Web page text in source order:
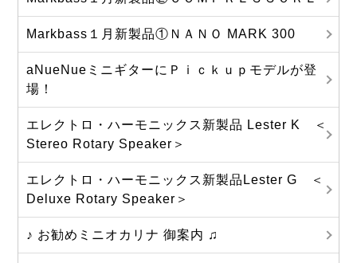
Markbass１月新製品①ＮＡＮＯ MARK 300
aNueNueミニギターにＰｉｃｋｕｐモデルが登
場！
エレクトロ・ハーモニックス新製品 Lester K ＜
Stereo Rotary Speaker＞
エレクトロ・ハーモニックス新製品Lester G ＜
Deluxe Rotary Speaker＞
♪ お勧めミニオカリナ 御案内 ♫